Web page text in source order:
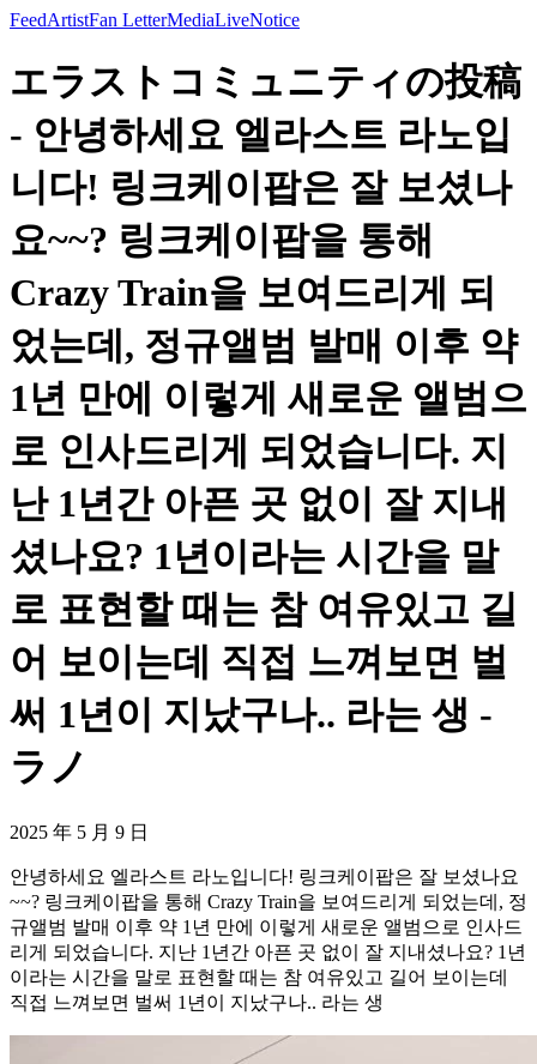
FeedArtistFan LetterMediaLiveNotice
エラストコミュニティの投稿
- 안녕하세요 엘라스트 라노입
니다! 링크케이팝은 잘 보셨나
요~~? 링크케이팝을 통해
Crazy Train을 보여드리게 되
었는데, 정규앨범 발매 이후 약
1년 만에 이렇게 새로운 앨범으
로 인사드리게 되었습니다. 지
난 1년간 아픈 곳 없이 잘 지내
셨나요? 1년이라는 시간을 말
로 표현할 때는 참 여유있고 길
어 보이는데 직접 느껴보면 벌
써 1년이 지났구나.. 라는 생 -
ラノ
2025 年 5 月 9 日
안녕하세요 엘라스트 라노입니다! 링크케이팝은 잘 보셨나요
~~? 링크케이팝을 통해 Crazy Train을 보여드리게 되었는데, 정
규앨범 발매 이후 약 1년 만에 이렇게 새로운 앨범으로 인사드
리게 되었습니다. 지난 1년간 아픈 곳 없이 잘 지내셨나요? 1년
이라는 시간을 말로 표현할 때는 참 여유있고 길어 보이는데
직접 느껴보면 벌써 1년이 지났구나.. 라는 생